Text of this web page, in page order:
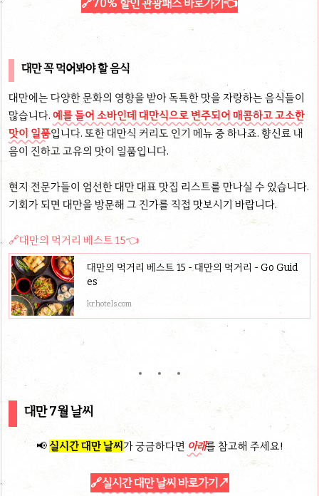
🔗70% 할인 관광패스 바로가기👈
대만 꼭 먹어봐야 할 음식
대만에는 다양한 문화의 영향을 받아 독특한 맛을 자랑하는 음식들이
많습니다. 예를 들어 소바인데 대만식으로 변주되어 매콤하고 고소한
맛이 일품입니다. 또한 대만식 커리도 인기 메뉴 중 하나죠. 향신료 내
음이 진하고 고유의 맛이 일품입니다.
현지 전문가들이 엄선한 대만 대표 맛집 리스트를 만나실 수 있습니다.
기회가 되면 대만을 방문해 그 진가를 직접 맛보시기 바랍니다.
🔗대만의 먹거리 베스트 15👈
대만의 먹거리 베스트 15 - 대만의 먹거리 - Go Guid
es
kr.hotels.com
대만 7월 날씨
📢실시간 대만 날씨가 궁금하다면 아래를 참고해 주세요!
🔗실시간 대만 날씨 바로가기 ↗️